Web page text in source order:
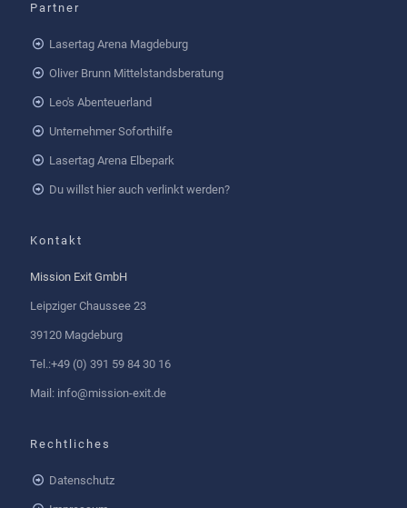
Partner
Lasertag Arena Magdeburg
Oliver Brunn Mittelstandsberatung
Leo's Abenteuerland
Unternehmer Soforthilfe
Lasertag Arena Elbepark
Du willst hier auch verlinkt werden?
Kontakt
Mission Exit GmbH
Leipziger Chaussee 23
39120 Magdeburg
Tel.:+49 (0) 391 59 84 30 16
Mail: info@mission-exit.de
Rechtliches
Datenschutz